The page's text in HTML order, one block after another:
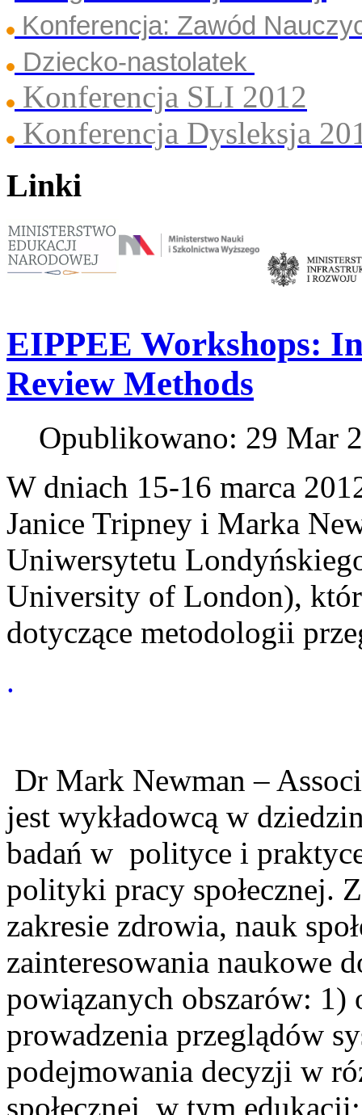
Konferencja: Zawód
Dziecko-nastolatek
Konferencja SLI 2012
Konferencja Dysleksja
Linki
EIPPEE Workshops:
Review Methods
Opublikowano: 29 Mar
W dniach 15-16 marca
Janice Tripney i Marka
Uniwersytetu
University of London),
dotyczące metodologii
.
Dr Mark Newman –
jest wykładowcą w
badań w polityce i
polityki pracy społecznej.
zakresie zdrowia, nauk
zainteresowania naukowe
powiązanych obszarów: 1)
prowadzenia przeglądów
podejmowania decyzji w
społecznej, w tym